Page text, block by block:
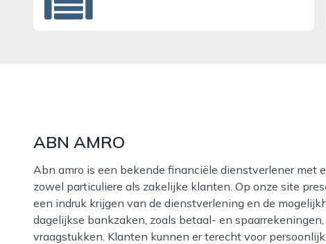
ABN AMRO
Abn amro is een bekende financiële dienstverlener met een vestiging in nijmegen die zich richt op
zowel particuliere als zakelijke klanten. Op onze site
een indruk krijgen van de dienstverlening en de
dagelijkse bankzaken, zoals betaal- en
vraagstukken. Klanten kunnen er terecht voor